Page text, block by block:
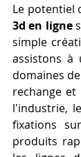
Le potentiel
3d en ligne
simple
assistons à
domaines
rechange
l'industrie,
fixations
produits